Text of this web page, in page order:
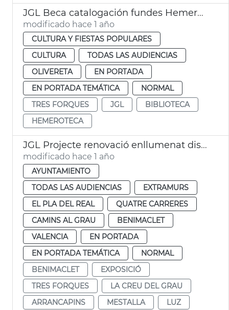
JGL Beca catalogación fundes Hemeroteca y Biblioteca Histórica Municipal
modificado hace 1 año
CULTURA Y FIESTAS POPULARES
CULTURA
TODAS LAS AUDIENCIAS
OLIVERETA
EN PORTADA
EN PORTADA TEMÁTICA
NORMAL
TRES FORQUES
JGL
BIBLIOTECA
HEMEROTECA
JGL Projecte renovació enllumenat districtes València
modificado hace 1 año
AYUNTAMIENTO
TODAS LAS AUDIENCIAS
EXTRAMURS
EL PLA DEL REAL
QUATRE CARRERES
CAMINS AL GRAU
BENIMACLET
VALENCIA
EN PORTADA
EN PORTADA TEMÁTICA
NORMAL
BENIMACLET
EXPOSICIÓ
TRES FORQUES
LA CREU DEL GRAU
ARRANCAPINS
MESTALLA LUZ